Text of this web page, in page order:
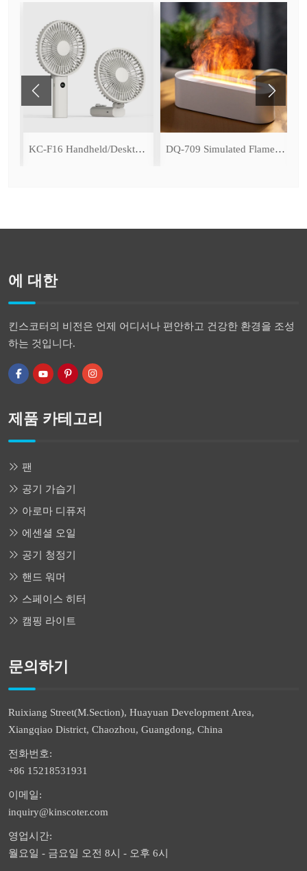
KC-F16 Handheld/Desktop Fan DQ-709 Simulated Flame Aromatherapy Diffuser
에 대한
킨스코터의 비전은 언제 어디서나 편안하고 건강한 환경을 조성
하는 것입니다.
제품 카테고리
팬
공기 가습기
아로마 디퓨저
에센셜 오일
공기 청정기
핸드 워머
스페이스 히터
캠핑 라이트
문의하기
Ruixiang Street(M.Section), Huayuan Development Area,
Xiangqiao District, Chaozhou, Guangdong, China
전화번호:
+86 15218531931
이메일:
inquiry@kinscoter.com
영업시간:
월요일 - 금요일 오전 8시 - 오후 6시